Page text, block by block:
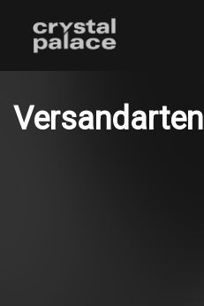
Inhalt
springen
Versandarten